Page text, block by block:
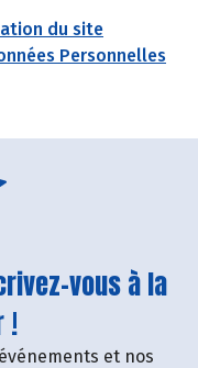
du site
Personnelles
vous à la
!
et nos